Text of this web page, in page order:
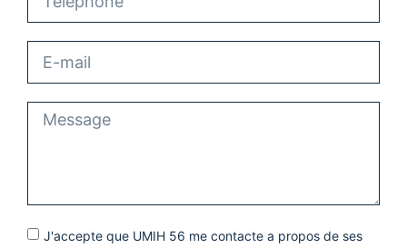
J'accepte que UMIH 56 me contacte a propos de ses